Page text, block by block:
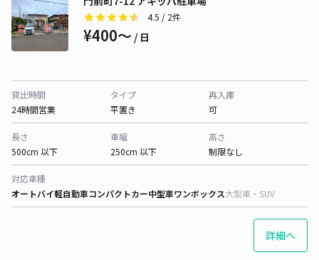
4.5 / 2件
¥400〜 / 日
貸出時間
24時間営業
タイプ
平置き
再入庫
可
長さ
500cm 以下
車幅
250cm 以下
高さ
制限なし
対応車種
オートバイ軽自動車コンパクトカー中型車ワンボックス大型車・SUV
詳細へ